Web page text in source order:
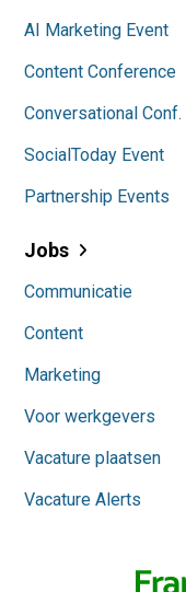
AI Marketing Event
Content Conference
Conversational Conf.
SocialToday Event
Partnership Events
Jobs
Communicatie
Content
Marketing
Voor werkgevers
Vacature plaatsen
Vacature Alerts